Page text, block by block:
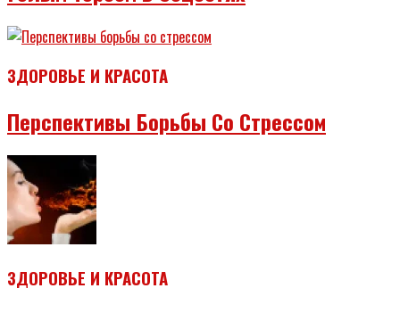
ЗДОРОВЬЕ И КРАСОТА
Перспективы Борьбы Со Стрессом
ЗДОРОВЬЕ И КРАСОТА